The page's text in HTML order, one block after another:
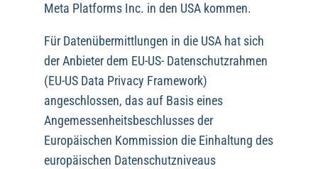
Meta Platforms Inc. in den USA kommen.
Für Datenübermittlungen in die USA hat sich
der Anbieter dem EU-US- Datenschutzrahmen
(EU-US Data Privacy Framework)
angeschlossen, das auf Basis eines
Angemessenheitsbeschlusses der
Europäischen Kommission die Einhaltung des
europäischen Datenschutzniveaus